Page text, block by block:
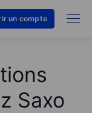
un compte
Saxo